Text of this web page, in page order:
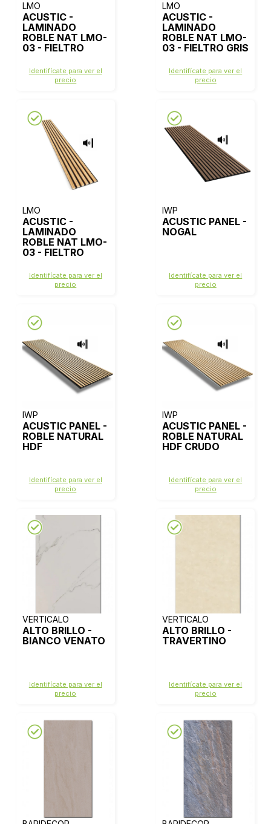
LMO
ACUSTIC -
LAMINADO
ROBLE NAT LMO-
03 - FIELTRO
Identifícate para ver el
precio
LMO
ACUSTIC -
LAMINADO
ROBLE NAT LMO-
03 - FIELTRO GRIS
Identifícate para ver el
precio
LMO
ACUSTIC -
LAMINADO
ROBLE NAT LMO-
03 - FIELTRO
Identifícate para ver el
precio
IWP
ACUSTIC PANEL -
NOGAL
Identifícate para ver el
precio
IWP
ACUSTIC PANEL -
ROBLE NATURAL
HDF
Identifícate para ver el
precio
IWP
ACUSTIC PANEL -
ROBLE NATURAL
HDF CRUDO
Identifícate para ver el
precio
VERTICALO
ALTO BRILLO -
BIANCO VENATO
Identifícate para ver el
precio
VERTICALO
ALTO BRILLO -
TRAVERTINO
Identifícate para ver el
precio